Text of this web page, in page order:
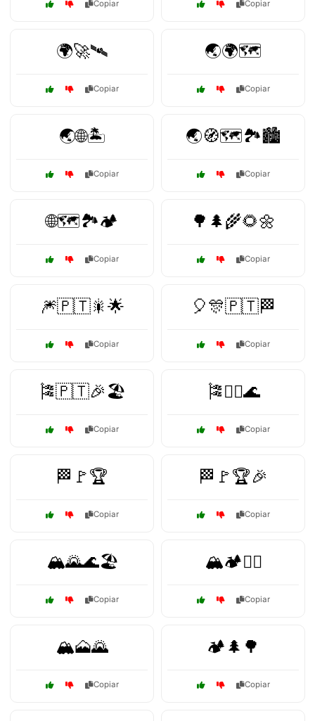
Copiar Copiar
🌍🚀🛰️
Copiar
🌏🌍🗺️
Copiar
🌏🌐🏝️
Copiar
🌏🧭🗺️🏞️🏙️
Copiar
🌐🗺️🏞️🏕️
Copiar
🌳🌲🌾🌻🌼
Copiar
🎆🇵🇹🎇🌟
Copiar
🎈🎊🇵🇹🏁
Copiar
🎏🇵🇹🎉🏖️
Copiar
🎏🏴‍☠️🌊
Copiar
🏁🚩🏆
Copiar
🏁🚩🏆🎉
Copiar
🏔️🌄🌊🏖️
Copiar
🏔️🏕️🚶‍♂️
Copiar
🏔️🗻🌄
Copiar
🏕️🌲🌳
Copiar